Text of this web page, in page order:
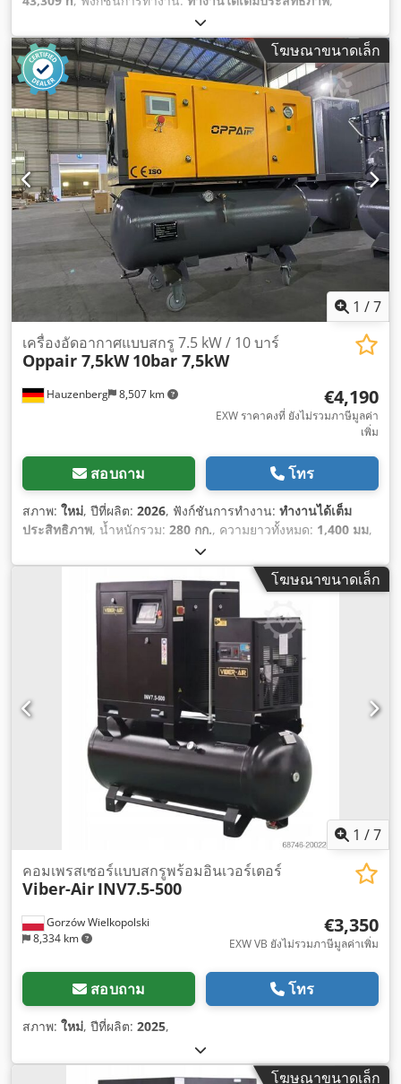
โฆษณาขนาดเล็ก
1 /7
Hauzenberg 8,507 km
เครื่องอัดอากาศแบบสกรู 7.5 kW / 10 บาร์
Oppair 7,5kW 10bar 7,5kW
€4,190
EXW ราคาคงที่ ยังไม่รวมภาษีมูลค่า
เพิ่ม
สอบถาม โทร
สภาพ: ใหม่, ปีที่ผลิต: 2026, ฟังก์ชันการทำงาน: ทำงานได้เต็ม
ประสิทธิภาพ, น้ำหนักรวม: 280 กก., ความยาวทั้งหมด: 1,400 มม,
, ความสูงรวม:
กิโลวัตต์ (10.20 แรงม้า), ความดันใช้งาน:10 แท่ง, ความดัน (ต่ำ
, แรงดัน (สูงสุด):10 แท่ง, ระดับเสียงรบกวน:60 เดซิ
, ประเภทการระบายความร้อน:
ป้ายประเภท, เครื่องอบแห้งสารทำความเย็น, เอกสารประกอบ /
โฆษณาขนาดเล็ก
1 /7
Gorzów Wielkopolski
8,334 km
คอมเพรสเซอร์แบบสกรูพร้อมอินเวอร์เตอร์
Viber-Air INV7.5-500
€3,350
EXW VB ยังไม่รวมภาษีมูลค่าเพิ่ม
สอบถาม โทร
สภาพ: ใหม่, ปีที่ผลิต: 2025,
โฆษณาขนาดเล็ก